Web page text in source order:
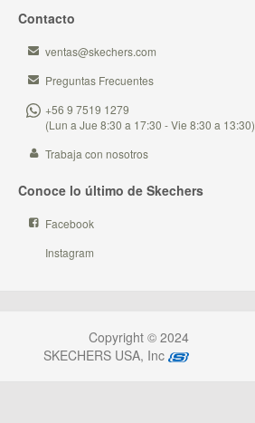
Contacto
ventas@skechers.com
Preguntas Frecuentes
+56 9 7519 1279
(Lun a Jue 8:30 a 17:30 - Vie 8:30 a 13:30)
Trabaja con nosotros
Conoce lo último de Skechers
Facebook
Instagram
Copyright © 2024
SKECHERS USA, Inc